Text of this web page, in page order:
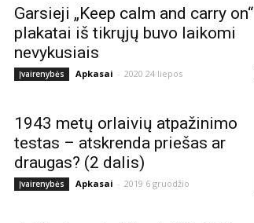
Garsieji „Keep calm and carry on“
plakatai iš tikrųjų buvo laikomi
nevykusiais
Įvairenybės Apkasai - 2020 24 liepos
1943 metų orlaivių atpažinimo
testas – atskrenda priešas ar
draugas? (2 dalis)
Įvairenybės Apkasai - 2019 6 gruodžio